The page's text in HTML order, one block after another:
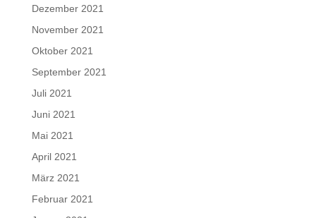
Dezember 2021
November 2021
Oktober 2021
September 2021
Juli 2021
Juni 2021
Mai 2021
April 2021
März 2021
Februar 2021